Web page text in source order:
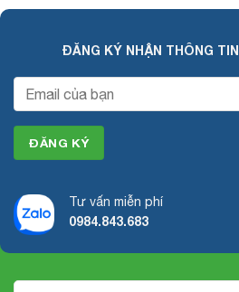
ĐĂNG KÝ NHẬN THÔNG TIN
Tư vấn miễn phí
0984.843.683